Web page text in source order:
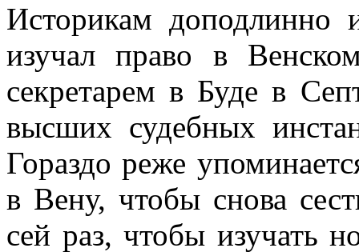
Историкам доподлинно
изучал право в
секретарем в Буде в
высших судебных
Гораздо реже
в Вену, чтобы снова
сей раз, чтобы изучать